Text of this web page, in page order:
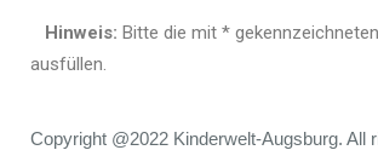
Hinweis: Bitte die mit *
ausfüllen.
Copyright @2022 Kinderwelt-Augsburg. All